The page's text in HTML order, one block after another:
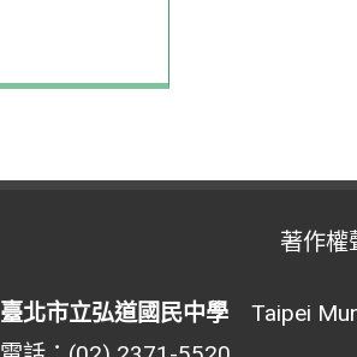
著作權
臺北市立弘道國民中學Taipei